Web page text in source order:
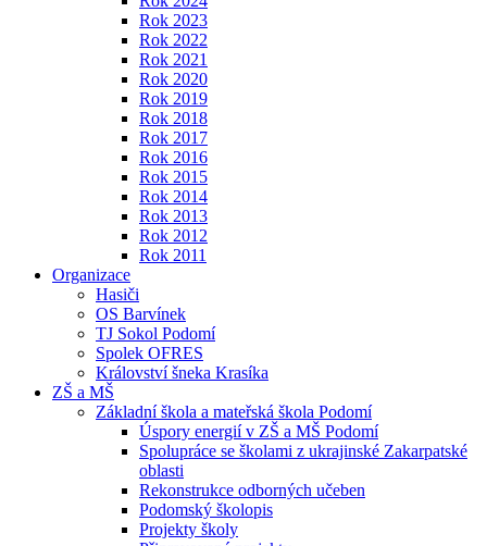
Rok 2023
Rok 2022
Rok 2021
Rok 2020
Rok 2019
Rok 2018
Rok 2017
Rok 2016
Rok 2015
Rok 2014
Rok 2013
Rok 2012
Rok 2011
Organizace
Hasiči
OS Barvínek
TJ Sokol Podomí
Spolek OFRES
Království šneka Krasíka
ZŠ a MŠ
Základní škola a mateřská škola Podomí
Úspory energií v ZŠ a MŠ Podomí
Spolupráce se školami z ukrajinské Zakarpatské
oblasti
Rekonstrukce odborných učeben
Podomský školopis
Projekty školy